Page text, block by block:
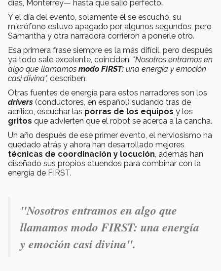
días, Monterrey— hasta que salió perfecto.
Y el día del evento, solamente él se escuchó, su
micrófono estuvo apagado por algunos segundos, pero
Samantha y otra narradora corrieron a ponerle otro.
Esa primera frase siempre es la más difícil, pero después
ya todo sale excelente, coinciden. "Nosotros entramos en
algo que llamamos modo FIRST: una energía y emoción
casi divina", describen.
Otras fuentes de energía para estos narradores son los
drivers (conductores, en español) sudando tras de
acrílico, escuchar las porras de los equipos y los
gritos que advierten que el robot se acerca a la cancha.
Un año después de ese primer evento, el nerviosismo ha
quedado atrás y ahora han desarrollado mejores
técnicas de coordinación y locución, además han
diseñado sus propios atuendos para combinar con la
energía de FIRST.
"Nosotros entramos en algo que
llamamos modo FIRST: una energía
y emoción casi divina".